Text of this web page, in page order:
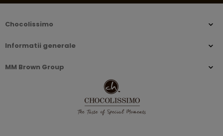
Chocolissimo
Informatii generale
MM Brown Group